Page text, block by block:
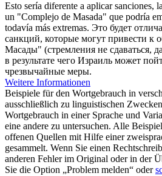
Esto sería diferente a aplicar sanciones,
un "Complejo de Masada" que podría
todavía más extremas. Это будет
санкций, которые могут привести к
Масады" (стремления не сдаваться,
в результате чего Израиль может
чрезвычайные меры.
Weitere Informationen
Beispiele für den Wortgebrauch in
ausschließlich zu linguistischen
Wortgebrauch in einer Sprache und
eine andere zu untersuchen. Alle
offenen Quellen mit Hilfe einer
gesammelt. Wenn Sie einen
anderen Fehler im Original oder in der
Sie die Option „Problem melden“ oder